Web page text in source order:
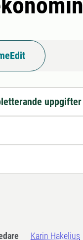
uppgifter
Karin Hakelius